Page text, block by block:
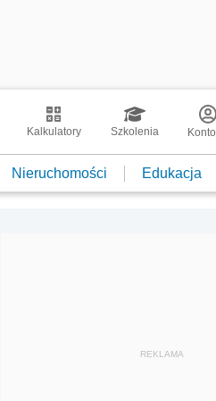
Kalkulatory Szkolenia Konto
Nieruchomości Edukacja
REKLAMA